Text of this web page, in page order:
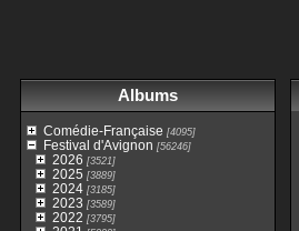
Albums
Comédie-Française [4095]
Festival d'Avignon [56246]
2026 [3521]
2025 [3889]
2024[3185]
2023 [3589]
2022 [3795]